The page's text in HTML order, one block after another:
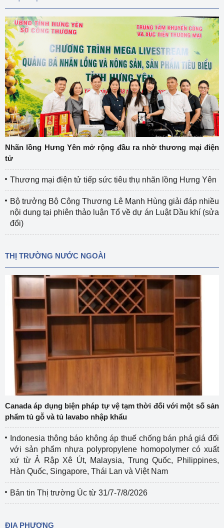
Nhãn lồng Hưng Yên mở rộng đầu ra nhờ thương mại điện
tử
Thương mại điện tử tiếp sức tiêu thụ nhãn lồng Hưng Yên
Bộ trưởng Bộ Công Thương Lê Mạnh Hùng giải đáp nhiều
nội dung tại phiên thảo luận Tổ về dự án Luật Dầu khí (sửa
đổi)
THỊ TRƯỜNG NƯỚC NGOÀI
Canada áp dụng biện pháp tự vệ tạm thời đối với một số sản
phẩm tủ gỗ và tủ lavabo nhập khẩu
Indonesia thông báo không áp thuế chống bán phá giá đối
với sản phẩm nhựa polypropylene homopolymer có xuất
xứ từ Ả Rập Xê Út, Malaysia, Trung Quốc, Philippines,
Hàn Quốc, Singapore, Thái Lan và Việt Nam
Bản tin Thị trường Úc từ 31/7-7/8/2026
ĐỊA PHƯƠNG